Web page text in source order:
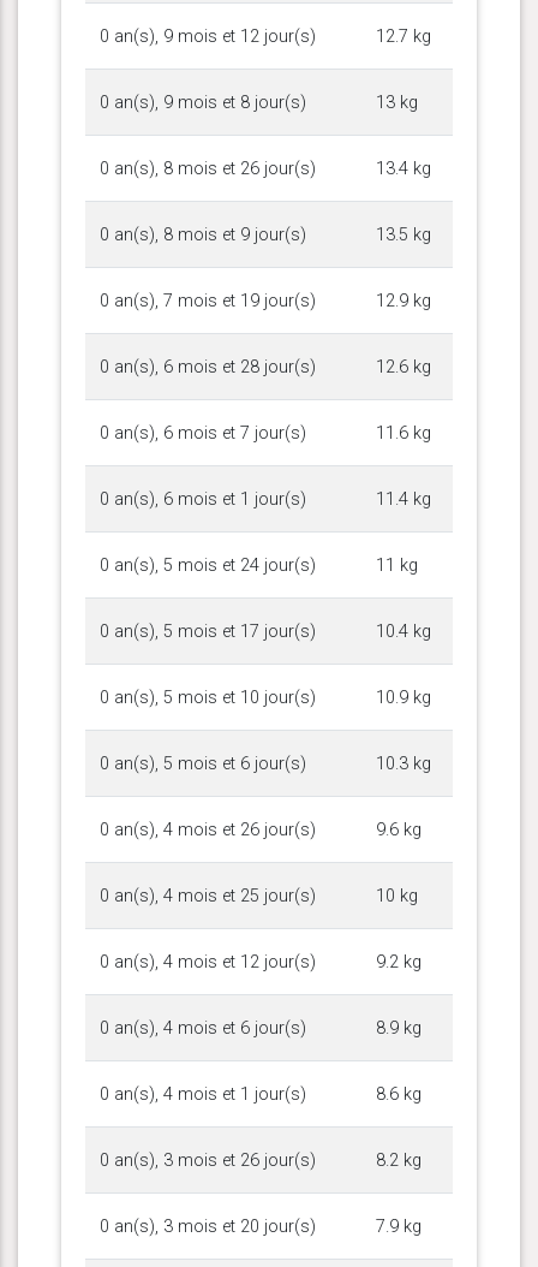
0 an(s), 9 mois et 12 jour(s) 12.7 kg
0 an(s), 9 mois et 8 jour(s) 13 kg
0 an(s), 8 mois et 26 jour(s) 13.4 kg
0 an(s), 8 mois et 9 jour(s) 13.5 kg
0 an(s), 7 mois et 19 jour(s) 12.9 kg
0 an(s), 6 mois et 28 jour(s) 12.6 kg
0 an(s), 6 mois et 7 jour(s) 11.6 kg
0 an(s), 6 mois et 1 jour(s) 11.4 kg
0 an(s), 5 mois et 24 jour(s) 11 kg
0 an(s), 5 mois et 17 jour(s) 10.4 kg
0 an(s), 5 mois et 10 jour(s) 10.9 kg
0 an(s), 5 mois et 6 jour(s) 10.3 kg
0 an(s), 4 mois et 26 jour(s) 9.6 kg
0 an(s), 4 mois et 25 jour(s) 10 kg
0 an(s), 4 mois et 12 jour(s) 9.2 kg
0 an(s), 4 mois et 6 jour(s) 8.9 kg
0 an(s), 4 mois et 1 jour(s) 8.6 kg
0 an(s), 3 mois et 26 jour(s) 8.2 kg
0 an(s), 3 mois et 20 jour(s) 7.9 kg